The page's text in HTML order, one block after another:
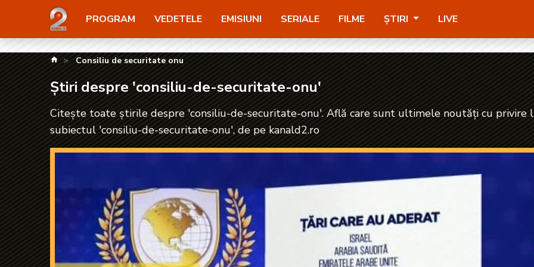
Știri despre 'consiliu-de-securitate-onu'| kanald2.ro
PROGRAM VEDETELE EMISIUNI SERIALE FILME ȘTIRI LIVE
kanald.ro
Consiliu de securitate onu
Știri despre 'consiliu-de-securitate-onu'
Citește toate știrile despre 'consiliu-de-securitate-onu'. Află care sunt ultimele noutăți cu privire
subiectul 'consiliu-de-securitate-onu', de pe kanald2.ro